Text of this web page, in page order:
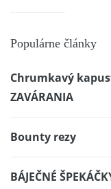
Populárne články
Chrumkavý
ZAVÁRANIA
Bounty rezy
BÁJEČNÉ